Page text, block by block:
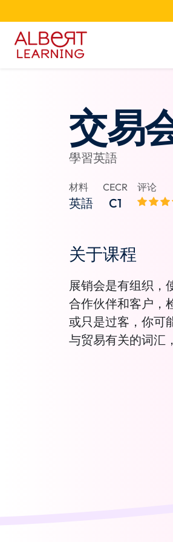
交易
學習英語
材料
英語
CECR
C1
评论
关于课程
展销会是有组织，
合作伙伴和客户，
或只是过客，你可
与贸易有关的词汇